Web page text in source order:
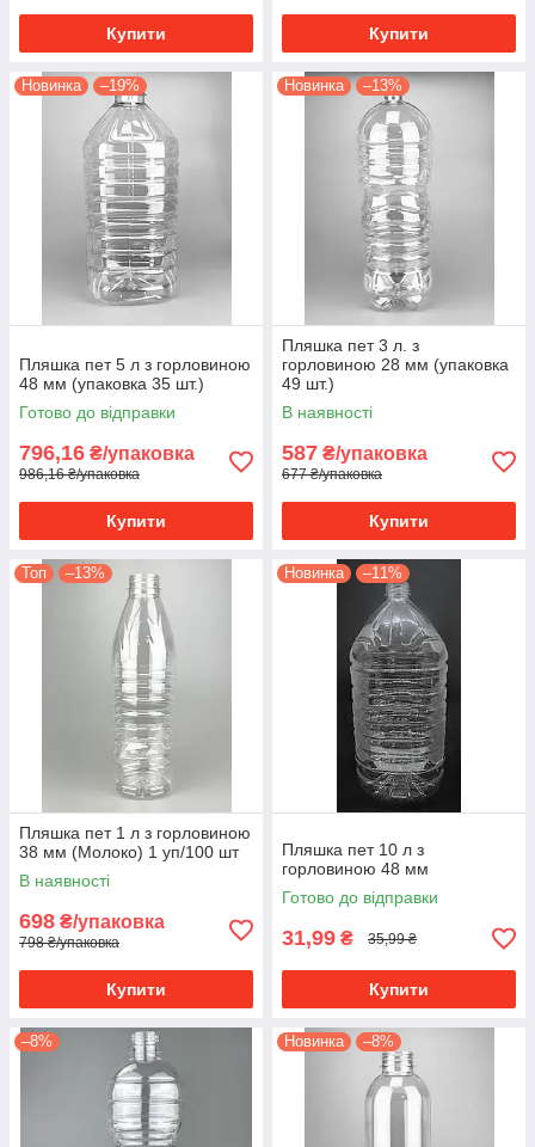
Купити Купити
Новинка –19%
Пляшка пет 5 л з горловиною
48 мм (упаковка 35 шт.)
Готово до відправки
796,16 ₴/упаковка
986,16 ₴/упаковка
Купити
Новинка –13%
Пляшка пет 3 л. з
горловиною 28 мм (упаковка
49 шт.)
В наявності
587 ₴/упаковка
677 ₴/упаковка
Купити
Топ –13%
Пляшка пет 1 л з горловиною
38 мм (Молоко) 1 уп/100 шт
В наявності
698 ₴/упаковка
798 ₴/упаковка
Купити
Новинка –11%
Пляшка пет 10 л з
горловиною 48 мм
Готово до відправки
31,99 ₴ 35,99 ₴
Купити
–8% Новинка –8%